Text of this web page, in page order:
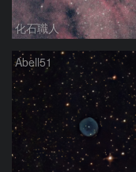
化石職人
Abell51